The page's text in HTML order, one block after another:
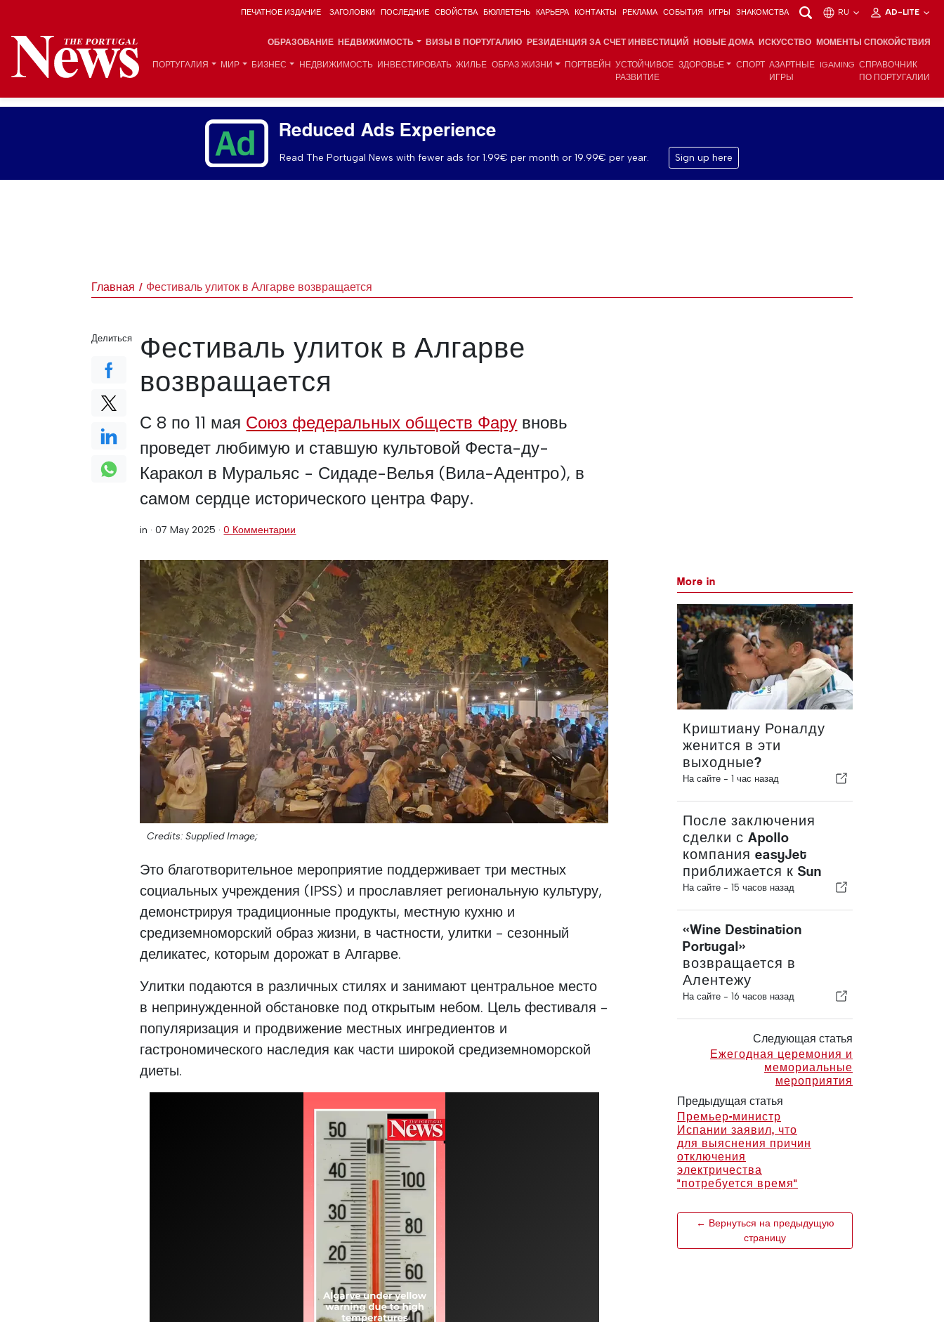
ПЕЧАТНОЕ ИЗДАНИЕ ЗАГОЛОВКИ ПОСЛЕДНИЕ СВОЙСТВА БЮЛЛЕТЕНЬ КАРЬЕРА КОНТАКТЫ РЕКЛАМА СОБЫТИЯ ИГРЫ ЗНАКОМСТВА RU AD-LITE
ОБРАЗОВАНИЕ НЕДВИЖИМОСТЬ ВИЗЫ В ПОРТУГАЛИЮ РЕЗИДЕНЦИЯ ЗА СЧЕТ ИНВЕСТИЦИЙ НОВЫЕ ДОМА ИСКУССТВО МОМЕНТЫ СПОКОЙСТВИЯ
ПОРТУГАЛИЯ МИР БИЗНЕС НЕДВИЖИМОСТЬ ИНВЕСТИРОВАТЬ ЖИЛЬЕ ОБРАЗ ЖИЗНИ ПОРТВЕЙН УСТОЙЧИВОЕ
РАЗВИТИЕ
ЗДОРОВЬЕ СПОРТ АЗАРТНЫЕ
ИГРЫ
IGAMING СПРАВОЧНИК
ПО ПОРТУГАЛИИ
Reduced Ads Experience
Read The Portugal News with fewer ads for 1.99€ per month or 19.99€ per year. Sign up here
Главная Фестиваль улиток в Алгарве возвращается
Фестиваль улиток в Алгарве
возвращается
С 8 по 11 мая Союз федеральных обществ Фару вновь
проведет любимую и ставшую культовой Феста-ду-
Каракол в Муральяс - Сидаде-Велья (Вила-Адентро), в
самом сердце исторического центра Фару.
in ·07 May 2025 ·0 Комментарии
Credits: Supplied Image;
Это благотворительное мероприятие поддерживает три местных
социальных учреждения (IPSS) и прославляет региональную культуру,
демонстрируя традиционные продукты, местную кухню и
средиземноморский образ жизни, в частности, улитки - сезонный
деликатес, которым дорожат в Алгарве.
Улитки подаются в различных стилях и занимают центральное место
в непринужденной обстановке под открытым небом. Цель фестиваля -
популяризация и продвижение местных ингредиентов и
гастрономического наследия как части широкой средиземноморской
диеты.
Делиться
More in
Криштиану Роналду
женится в эти
выходные?
На сайте - 1 час назад
После заключения
сделки с Apollo
компания easyJet
приближается к Sun
На сайте - 15 часов назад
«Wine Destination
Portugal»
возвращается в
Алентежу
На сайте - 16 часов назад
Следующая статья
Ежегодная церемония и
мемориальные
мероприятия
Предыдущая статья
Премьер-министр
Испании заявил, что
для выяснения причин
отключения
электричества
"потребуется время"
← Вернуться на предыдущую
страницу